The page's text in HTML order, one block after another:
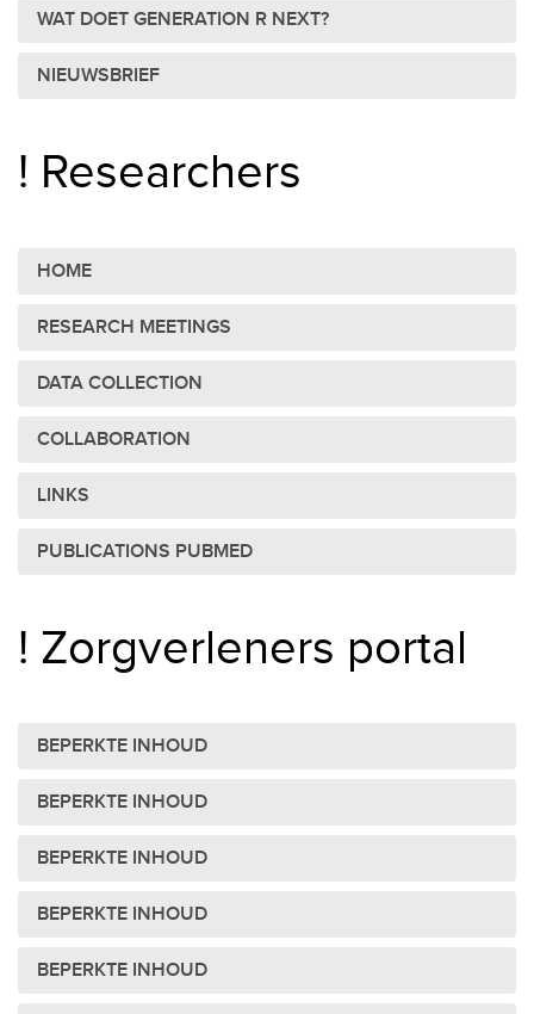
WAT DOET GENERATION R NEXT?
NIEUWSBRIEF
! Researchers
HOME
RESEARCH MEETINGS
DATA COLLECTION
COLLABORATION
LINKS
PUBLICATIONS PUBMED
! Zorgverleners portal
BEPERKTE INHOUD
BEPERKTE INHOUD
BEPERKTE INHOUD
BEPERKTE INHOUD
BEPERKTE INHOUD